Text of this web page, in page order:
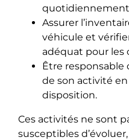
Assurer
véhicule et
adéquat pour les
Être responsable
de son activité
disposition.
Ces activités ne sont
susceptibles